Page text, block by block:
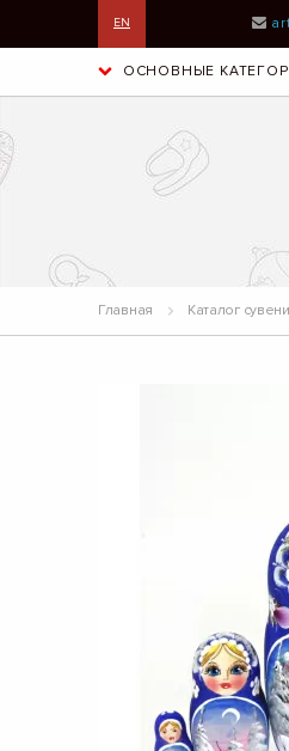
EN
ОСНОВНЫЕ
Главная Каталог